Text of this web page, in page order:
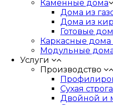
Каменные дома
Дома из
Дома из
Готовые
Каркасные дома
Модульные
Услуги
Производство
Сухая
Двойной и